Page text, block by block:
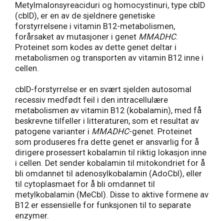
Metylmalonsyreaciduri og homocystinuri, type cblD
(cblD), er en av de sjeldnere genetiske
forstyrrelsene i vitamin B12-metabolismen,
forårsaket av mutasjoner i genet MMADHC.
Proteinet som kodes av dette genet deltar i
metabolismen og transporten av vitamin B12 inne i
cellen.
cblD-forstyrrelse er en svært sjelden autosomal
recessiv medfødt feil i den intracellulære
metabolismen av vitamin B12 (kobalamin), med få
beskrevne tilfeller i litteraturen, som et resultat av
patogene varianter i MMADHC-genet. Proteinet
som produseres fra dette genet er ansvarlig for å
dirigere prosessert kobalamin til riktig lokasjon inne
i cellen. Det sender kobalamin til mitokondriet for å
bli omdannet til adenosylkobalamin (AdoCbl), eller
til cytoplasmaet for å bli omdannet til
metylkobalamin (MeCbl). Disse to aktive formene av
B12 er essensielle for funksjonen til to separate
enzymer.